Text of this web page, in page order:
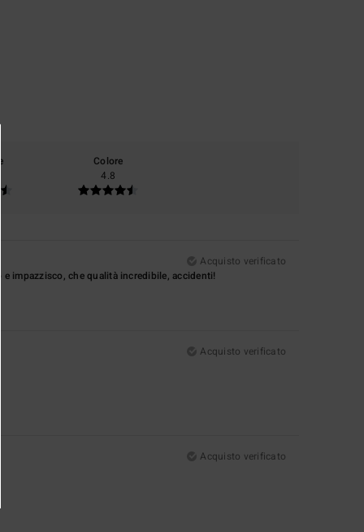
Colore
4.8
Acquisto verificato
impazzisco, che qualità incredibile, accidenti!
Acquisto verificato
Acquisto verificato